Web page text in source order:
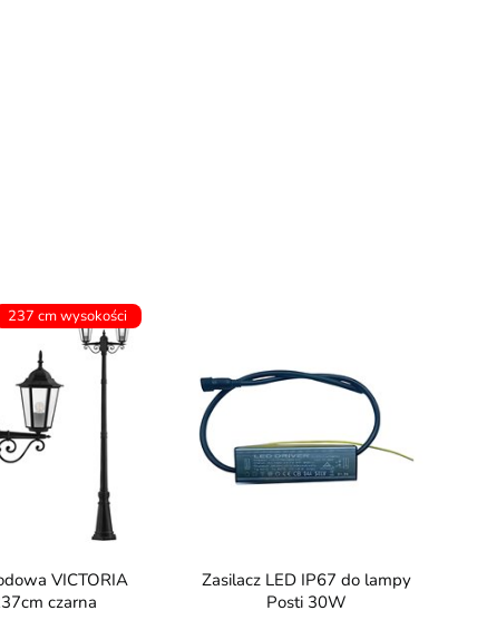
237 cm wysokości
czarna
Zasilacz LED IP67 do lampy
Posti 30W